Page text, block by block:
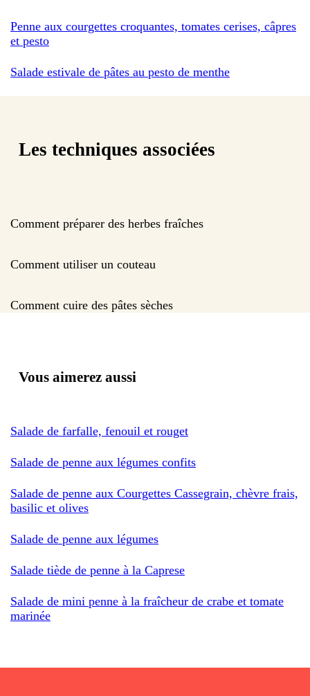
Penne aux courgettes croquantes, tomates cerises, câpres
et pesto
Salade estivale de pâtes au pesto de menthe
Les techniques associées
Comment préparer des herbes fraîches
Comment utiliser un couteau
Comment cuire des pâtes sèches
Vous aimerez aussi
Salade de farfalle, fenouil et rouget
Salade de penne aux légumes confits
Salade de penne aux Courgettes Cassegrain, chèvre frais,
basilic et olives
Salade de penne aux légumes
Salade tiède de penne à la Caprese
Salade de mini penne à la fraîcheur de crabe et tomate
marinée